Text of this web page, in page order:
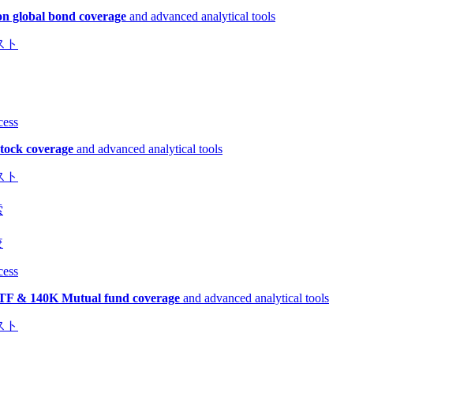
global bond coverage and advanced analytical tools
ト
coverage and advanced analytical tools
ト
& 140K Mutual fund coverage and advanced analytical tools
ト